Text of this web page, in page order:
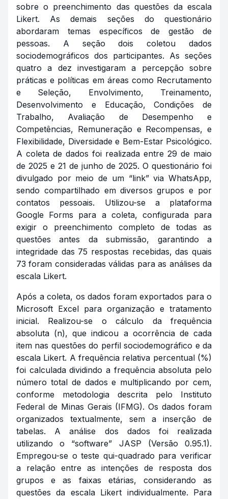
sobre o preenchimento das questões da escala
Likert. As demais seções do questionário
abordaram temas específicos de gestão de
pessoas. A seção dois coletou dados
sociodemográficos dos participantes. As seções
quatro a dez investigaram a percepção sobre
práticas e políticas em áreas como Recrutamento
e Seleção, Envolvimento, Treinamento,
Desenvolvimento e Educação, Condições de
Trabalho, Avaliação de Desempenho e
Competências, Remuneração e Recompensas, e
Flexibilidade, Diversidade e Bem-Estar Psicológico.
A coleta de dados foi realizada entre 29 de maio
de 2025 e 21 de junho de 2025. O questionário foi
divulgado por meio de um “link” via WhatsApp,
sendo compartilhado em diversos grupos e por
contatos pessoais. Utilizou-se a plataforma
Google Forms para a coleta, configurada para
exigir o preenchimento completo de todas as
questões antes da submissão, garantindo a
integridade das 75 respostas recebidas, das quais
73 foram consideradas válidas para as análises da
escala Likert.
Após a coleta, os dados foram exportados para o
Microsoft Excel para organização e tratamento
inicial. Realizou-se o cálculo da frequência
absoluta (n), que indicou a ocorrência de cada
item nas questões do perfil sociodemográfico e da
escala Likert. A frequência relativa percentual (%)
foi calculada dividindo a frequência absoluta pelo
número total de dados e multiplicando por cem,
conforme metodologia descrita pelo Instituto
Federal de Minas Gerais (IFMG). Os dados foram
organizados textualmente, sem a inserção de
tabelas. A análise dos dados foi realizada
utilizando o “software” JASP (Versão 0.95.1).
Empregou-se o teste qui-quadrado para verificar
a relação entre as intenções de resposta dos
grupos e as faixas etárias, considerando as
questões da escala Likert individualmente. Para